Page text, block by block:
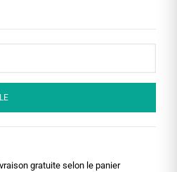
gratuite selon le panier